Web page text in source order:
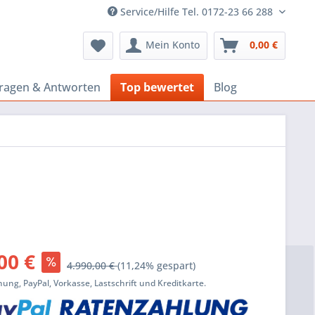
Service/Hilfe Tel. 0172-23 66 288
Mein Konto 0,00 €
& Antworten Top bewertet Blog
€ 4.990,00 €(11,24% gespart)
PayPal, Vorkasse, Lastschrift und Kreditkarte.